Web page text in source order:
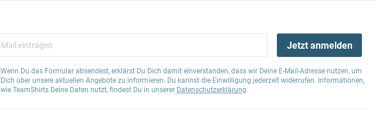
Jetzt anmelden
Wenn Du das Formular absendest, erklärst Du Dich damit einverstanden, dass wir Deine E-Mail-Adresse nutzen, um
Dich über unsere aktuellen Angebote zu informieren. Du kannst die Einwilligung jederzeit widerrufen. Informationen,
wie TeamShirts Deine Daten nutzt, findest Du in unserer Datenschutzerklärung.